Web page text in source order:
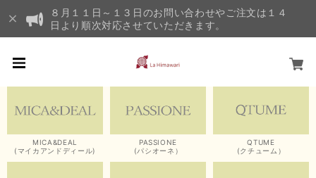
８月１１日～１３日のお問い合わせやご注文は１４
日より順次対応させていただきます。
MICA&DEAL
(マイカアンドディール)
PASSIONE
(パシオーネ）
QTUME
(クチューム）